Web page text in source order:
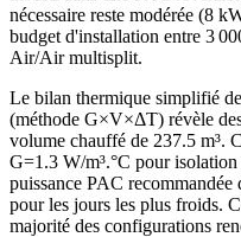
nécessaire reste modérée (8
budget d'installation entre 3
Air/Air multisplit.
Le bilan thermique simplifié
(méthode G×V×ΔT) révèle
volume chauffé de 237.5
G=1.3 W/m³.°C pour
puissance PAC
pour les jours les plus froids.
majorité des configurations